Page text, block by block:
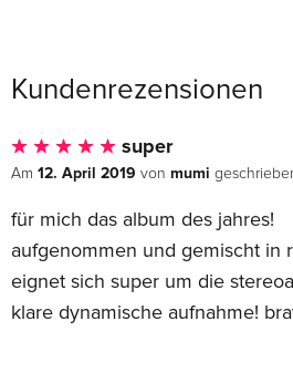
Kundenrezensionen
super
Am 12. April 2019 von mumi
für mich das album des jahres!
aufgenommen und gemischt in
eignet sich super um die
klare dynamische aufnahme!